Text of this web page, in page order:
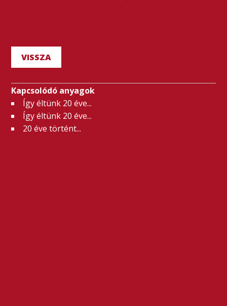
VISSZA
Kapcsolódó anyagok
Így éltünk 20 éve...
Így éltünk 20 éve...
20 éve történt...